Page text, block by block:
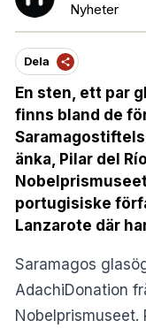
Nyheter
Dela
En sten, ett par
finns bland de
änka, Pilar del
portugisiske
Lanzarote där
Saramagos
AdachiDonation
Nobelprismuseet.